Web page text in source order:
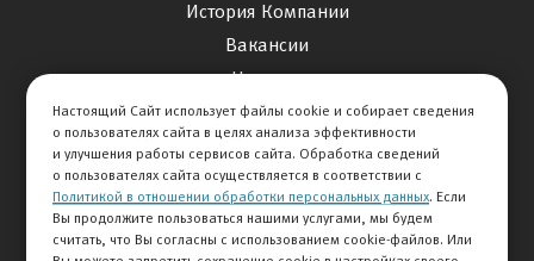
История Компании
Вакансии
Новости
Карта сайта
Контакты
Настоящий Сайт использует файлы cookie и собирает сведения
о пользователях сайта в целях анализа эффективности
и улучшения работы сервисов сайта. Обработка сведений
о пользователях сайта осуществляется в соответствии с
Политикой в отношении обработки персональных данных. Если
Вы продолжите пользоваться нашими услугами, мы будем
считать, что Вы согласны с использованием cookie-файлов. Или